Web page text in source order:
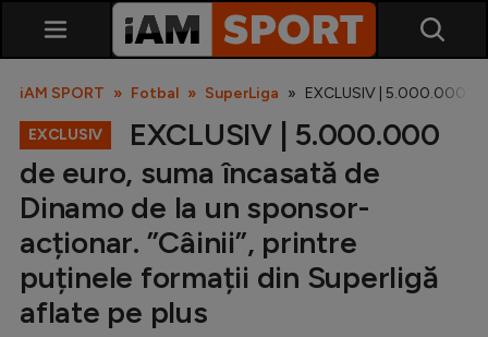
SuperLiga
Liga 2
iAM SPORT Fotbal SuperLiga EXCLUSIV | 5.000.000
EXCLUSIV
EXCLUSIV | 5.000.000
de euro, suma încasată de
Dinamo de la un sponsor-
acționar. ”Câinii”, printre
puținele formații din Superligă
aflate pe plus